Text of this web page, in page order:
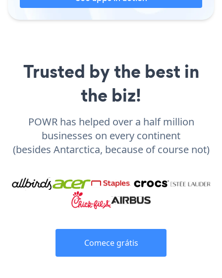
Trusted by the best in
the biz!
POWR has helped over a half million
businesses on every continent
(besides Antarctica, because of course not)
Comece grátis